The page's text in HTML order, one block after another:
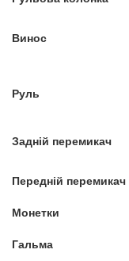
Винос
Руль
Задній перемикач
Передній перемикач
Монетки
Гальма